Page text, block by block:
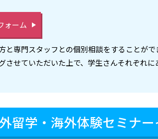
ォーム
専門スタッフとの個別相談をすることがで
させていただいた上で、学生さんそれぞれ
留学・海外体験セミナ